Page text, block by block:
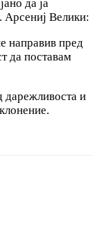
да ја
Арсениј Велики:
направив пред
да поставам
дарежливоста и